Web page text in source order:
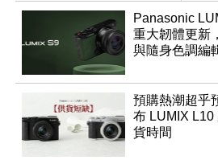
Panasonic
重大韌體更新
與隨身色調編
預購熱潮超乎
布 LUMIX L10
貨時間